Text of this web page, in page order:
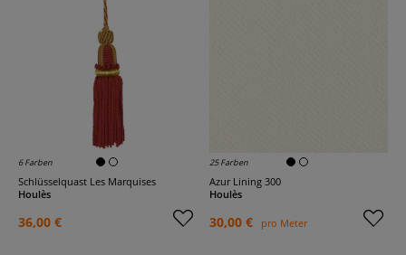
6 Farben
Schlüsselquast Les Marquises
Houlès
36,00 €
25 Farben
Azur Lining 300
Houlès
30,00 € pro Meter